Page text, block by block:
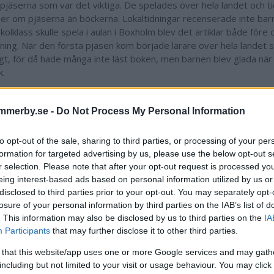
- Do Not Process My Personal Information
opt-out of the sale, sharing to third parties, or processing of your
for targeted advertising by us, please use the below opt-out
selection. Please note that after your opt-out request is processed
interest-based ads based on personal information utilized by us
to third parties prior to your opt-out. You may separately
of your personal information by third parties on the IAB’s list of
This information may also be disclosed by us to third parties on the
Participants that may further disclose it to other third parties.
this website/app uses one or more Google services and may
but not limited to your visit or usage behaviour. You may
som var det viktiga. De spelades över hela landet och
om pjäserna än böckerna. Lokaltidningar recenserade inte
skulle spela i aulan i Boxholm blev det artiklar både före
När den första pjäsen kom började lärare över hela landet
för då hade många inte läst boken, men barnen blev glada
"Bilden stämmer inte"
föredrag berörde Martin Hellström också mycket kring Astrid
som återkommer om barn- och ungdomstiden i Vimmerby är
kulturlivet och att teater knappast fanns i Vimmerby. Jag satte
och tittade på nykterhetsrörelsen. Bilden av att det var
inte. Det hände väldigt mycket. Om Astrid inte gick dit, om
hon haft ett intresse att lyfta fram den här tiden som en tråkig
är frågan. Jag tror att svaret ligger i det sista.
Hellströms efterforskningar var nykterhetsrörelsen, som
Fredrika Bremer, Ellen Key och August Strindberg. I sina